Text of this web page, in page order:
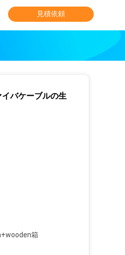
見積依頼
バケーブルの生
箱